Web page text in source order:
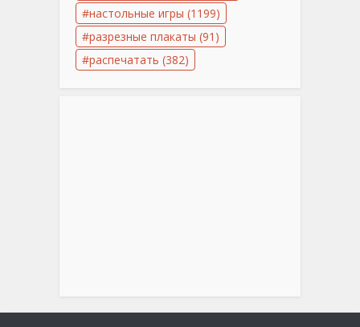
настольные игры (1199)
разрезные плакаты (91)
распечатать (382)